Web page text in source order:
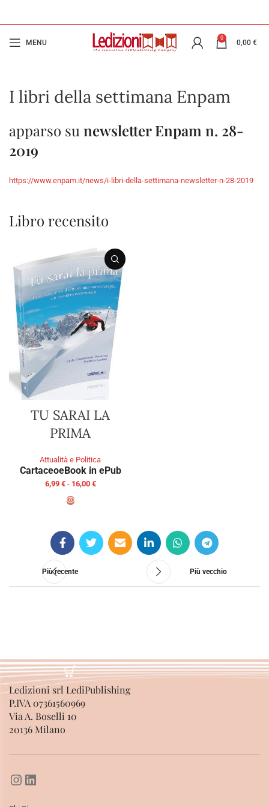
MENU
0
0,00 €
I libri della settimana Enpam
apparso su newsletter Enpam n. 28-
2019
https://www.enpam.it/news/i-libri-della-settimana-newsletter-n-28-2019
Libro recensito
TU SARAI LA
PRIMA
Attualità e Politica
CartaceoeBook in ePub
6,99 € - 16,00 €
Più recente Più vecchio
Ledizioni srl LediPublishing
P.IVA 07361560969
Via A. Boselli 10
20136 Milano